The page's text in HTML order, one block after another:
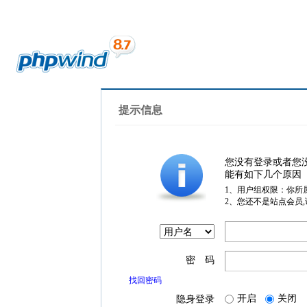
提示信息
您没有登录或者您
能有如下几个原因
1、用户组权限：你所
2、您还不是站点会员
密 码
找回密码
隐身登录 开启 关闭